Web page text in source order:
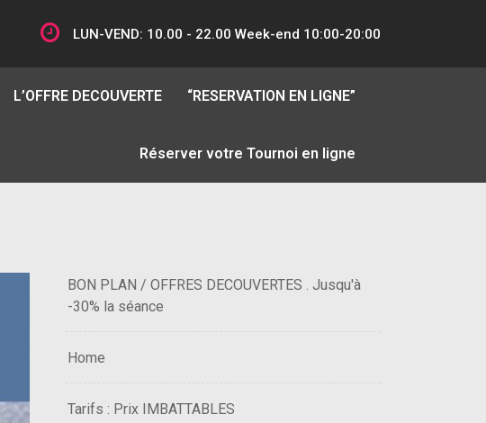
LUN-VEND: 10.00 - 22.00 Week-end 10:00-20:00
L’OFFRE DECOUVERTE “RESERVATION EN LIGNE”
Réserver votre Tournoi en ligne
BON PLAN / OFFRES DECOUVERTES . Jusqu'à
-30% la séance
Home
Tarifs : Prix IMBATTABLES